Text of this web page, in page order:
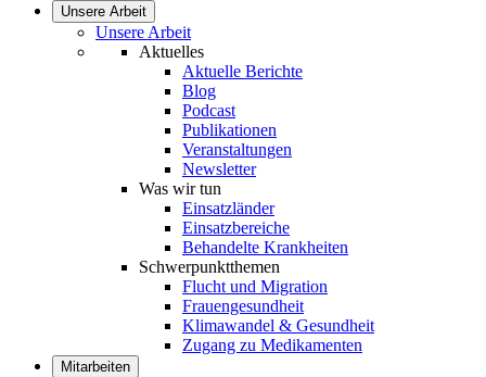
Unsere Arbeit
Unsere Arbeit
Aktuelles
Aktuelle Berichte
Blog
Podcast
Publikationen
Veranstaltungen
Newsletter
Was wir tun
Einsatzländer
Einsatzbereiche
Behandelte Krankheiten
Schwerpunktthemen
Flucht und Migration
Frauengesundheit
Klimawandel & Gesundheit
Zugang zu Medikamenten
Mitarbeiten